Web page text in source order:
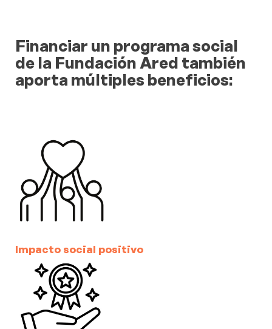
Financiar un programa social
de la Fundación Ared también
aporta múltiples beneficios:
Impacto social positivo